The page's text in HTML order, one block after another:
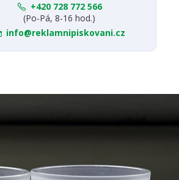
+420 728 772 566
(Po-Pá, 8-16 hod.)
info@reklamnipiskovani.cz